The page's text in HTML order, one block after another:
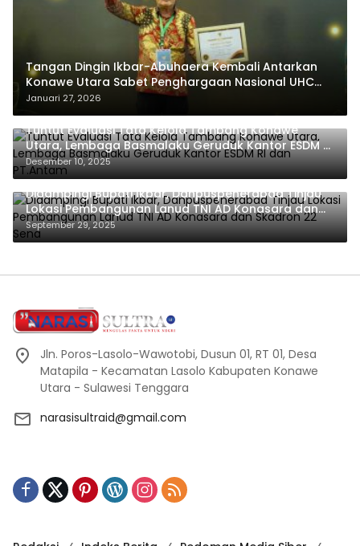
Tangan Dingin Ikbar-Abuhaera Kembali Antarkan
Konawe Utara Sabet Penghargaan Nasional UHC
Award 2026
Januari 27, 2026
Tuntut Evaluasi Tata Kelola Tambang Konawe
Utara, Lembaga Basmalaku Geruduk Kantor ESDM RI
dan PT.Antam
Desember 10, 2025
Didampingi Bupati Ikbar, Danpuspenerabad Tinjau
Lokasi Pembangunan Lanud TNI AD Konasara dan
Skadron 22 Sena
September 29, 2025
Jln. Poros-Lasolo-Wawotobi, Dusun 01, RT 01, Desa
Matapila - Kecamatan Lasolo Kabupaten Konawe
Utara - Sulawesi Tenggara
narasisultraid@gmail.com